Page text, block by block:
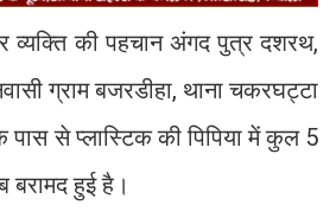
व्यक्ति की पहचान अंगद पुत्र दशरथ,
ग्राम बजरडीहा, थाना चकरघट्टा
से प्लास्टिक की पिपिया में कुल 5
बरामद हुई है।